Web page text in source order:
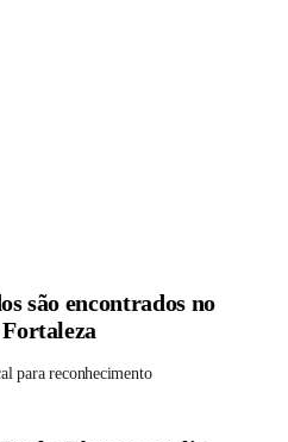
são encontrados no
para reconhecimento